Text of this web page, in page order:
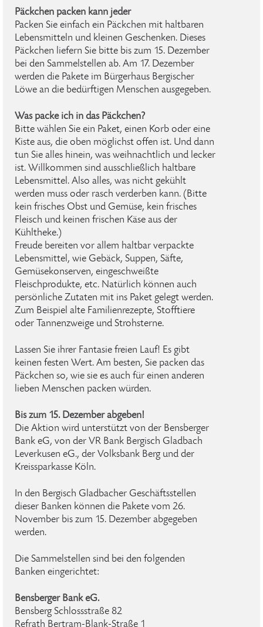
Päckchen packen kann jeder
Packen Sie einfach ein Päckchen mit haltbaren
Lebensmitteln und kleinen Geschenken. Dieses
Päckchen liefern Sie bitte bis zum 15. Dezember
bei den Sammelstellen ab. Am 17. Dezember
werden die Pakete im Bürgerhaus Bergischer
Löwe an die bedürftigen Menschen ausgegeben.
Was packe ich in das Päckchen?
Bitte wählen Sie ein Paket, einen Korb oder eine
Kiste aus, die oben möglichst offen ist. Und dann
tun Sie alles hinein, was weihnachtlich und lecker
ist. Willkommen sind ausschließlich haltbare
Lebensmittel. Also alles, was nicht gekühlt
werden muss oder rasch verderben kann. (Bitte
kein frisches Obst und Gemüse, kein frisches
Fleisch und keinen frischen Käse aus der
Kühltheke.)
Freude bereiten vor allem haltbar verpackte
Lebensmittel, wie Gebäck, Suppen, Säfte,
Gemüsekonserven, eingeschweißte
Fleischprodukte, etc. Natürlich können auch
persönliche Zutaten mit ins Paket gelegt werden.
Zum Beispiel alte Familienrezepte, Stofftiere
oder Tannenzweige und Strohsterne.
Lassen Sie ihrer Fantasie freien Lauf! Es gibt
keinen festen Wert. Am besten, Sie packen das
Päckchen so, wie sie es auch für einen anderen
lieben Menschen packen würden.
Bis zum 15. Dezember abgeben!
Die Aktion wird unterstützt von der Bensberger
Bank eG, von der VR Bank Bergisch Gladbach
Leverkusen eG., der Volksbank Berg und der
Kreissparkasse Köln.
In den Bergisch Gladbacher Geschäftsstellen
dieser Banken können die Pakete vom 26.
November bis zum 15. Dezember abgegeben
werden.
Die Sammelstellen sind bei den folgenden
Banken eingerichtet:
Bensberger Bank eG.
Bensberg Schlossstraße 82
Refrath Bertram-Blank-Straße 1